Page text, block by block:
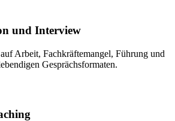
und Interview
Arbeit, Fachkräftemangel, Führung und
Gesprächsformaten.